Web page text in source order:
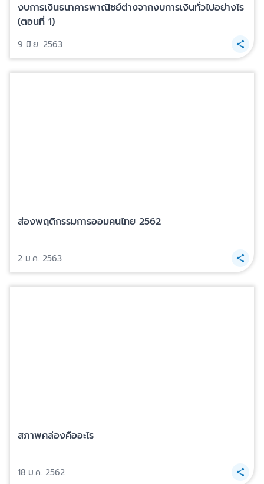
งบการเงินธนาคารพาณิชย์ต่างจากงบการเงินทั่วไปอย่างไร
(ตอนที่ 1)
9 มิ.ย. 2563
ส่องพฤติกรรมการออมคนไทย 2562
2 ม.ค. 2563
สภาพคล่องคืออะไร
18 ม.ค. 2562